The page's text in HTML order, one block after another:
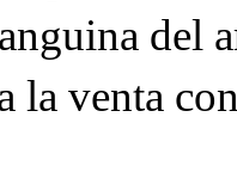
del
la venta